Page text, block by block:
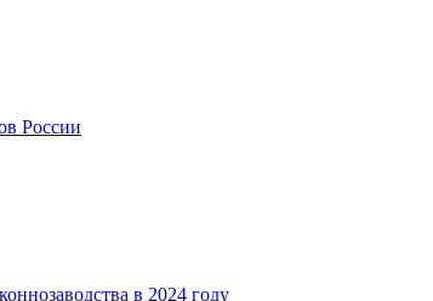
России
в 2024 году